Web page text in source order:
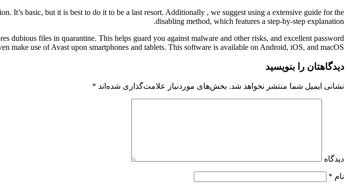
It’s basic, but it is best to do it to be a last resort. Additionally , we suggest using a extensive guide for the
disabling method, which features a step-by-step explanation.
dubious files in quarantine. This helps guard you against malware and other risks, and excellent password
make use of Avast upon smartphones and tablets. This software is available on Android, iOS, and macOS.
دیدگاهتان را بنویسید
نشانی ایمیل شما منتشر نخواهد شد. بخش‌های موردنیاز علامت‌گذاری شده‌اند *
دیدگاه
نام *